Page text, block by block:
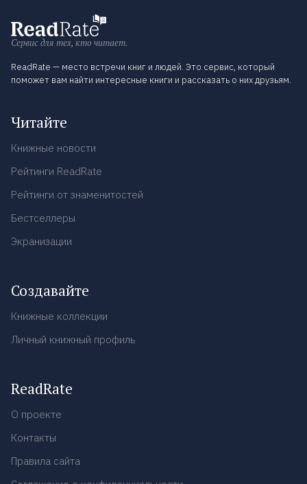
Сервис для тех, кто читает.
ReadRate — место встречи книг и людей. Это сервис, который
поможет вам найти интересные книги и рассказать о них друзьям.
Читайте
Книжные новости
Рейтинги ReadRate
Рейтинги от знаменитостей
Бестселлеры
Экранизации
Создавайте
Книжные коллекции
Личный книжный профиль
ReadRate
О проекте
Контакты
Правила сайта